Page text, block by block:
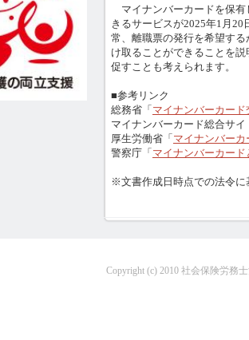
マイナンバーカードを保有
きるサービスが2025年1月
常、離職票の発行を希望す
け取ることができることを
促すことも考えられます。
■参考リンク
総務省「 マイナンバーカー
マイナンバーカード総合サイ
厚生労働省「 マイナンバー
警察庁「 マイナンバーカー
※文書作成日時点での法令
Copyright (c) 2010 社会保険労務